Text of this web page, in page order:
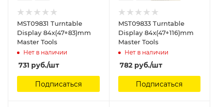
MST09831 Turntable
Display 84x(47+83)mm
Master Tools
Нет в наличии
731 руб./шт
Подписаться
MST09833 Turntable
Display 84x(47+116)mm
Master Tools
Нет в наличии
782руб./шт
Подписаться